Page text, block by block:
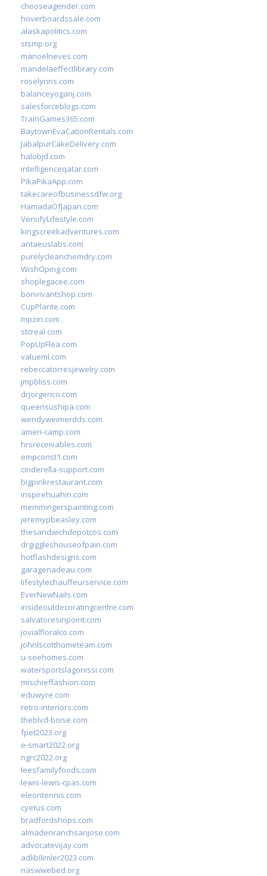
chooseagender.com
hoverboardssale.com
alaskapolitics.com
stsmp.org
manoelneves.com
mandelaeffectlibrary.com
roselynns.com
balanceyoganj.com
salesforceblogs.com
TrainGames365.com
BaytownEvaCationRentals.com
JabalpurCakeDelivery.com
halobjd.com
intelligenceqatar.com
PikaPikaApp.com
takecareofbusinessdfw.org
HamadaOfJapan.com
VersifyLifestyle.com
kingscreekadventures.com
antaeuslabs.com
purelycleanchemdry.com
WishOping.com
shoplegacee.com
bonvivantshop.com
CupPlante.com
mpzin.com
stcreal.com
PopUpFlea.com
valueml.com
rebeccatorresjewelry.com
jmpbliss.com
drjorgerico.com
queensushipa.com
wendyweimerdds.com
ameri-camp.com
hrsreceivables.com
empconst1.com
cinderella-support.com
bigpinkrestaurant.com
inspirehuahin.com
memmingerspainting.com
jeremypbeasley.com
thesandwichdepotcos.com
drgiggleshouseofpain.com
hotflashdesigns.com
garagenadeau.com
lifestylechauffeurservice.com
EverNewNails.com
insideoutdecoratingcentre.com
salvatoresinpoint.com
jovialfloralco.com
johnlscotthometeam.com
u-seehomes.com
watersportslagonissi.com
mischieffashion.com
eduwyre.com
retro-interiors.com
theblvd-boise.com
fpet2023.org
e-smart2022.org
ngrc2022.org
leesfamilyfoods.com
lewis-lewis-cpas.com
eleontennis.com
cyetus.com
bradfordshops.com
almadenranchsanjose.com
advocatevijay.com
adlibilimler2023.com
naswwebed.org